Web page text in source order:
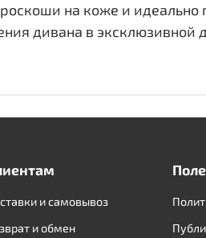
на коже и идеально
дивана в эксклюзивной
и самовывоз
и обмен